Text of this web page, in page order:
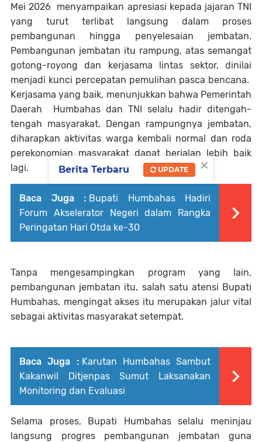
Mei 2026 menyampaikan apresiasi kepada jajaran TNI
yang turut terlibat langsung dalam proses
pembangunan hingga penyelesaian jembatan.
Pembangunan jembatan itu rampung, atas semangat
gotong-royong dan kerjasama lintas sektor, dinilai
menjadi kunci percepatan pemulihan pasca bencana.
Kerjasama yang baik, menunjukkan bahwa Pemerintah
Daerah Humbahas dan TNI selalu hadir ditengah-
tengah masyarakat. Dengan rampungnya jembatan,
diharapkan aktivitas warga kembali normal dan roda
perekonomian masyarakat dapat berjalan lebih baik
lagi.
Baca Juga : Bupati Humbahas Hadiri
Forum Akselerator Negeri dalam Rangka
Peringatan Hari Otda ke-30
Tanpa mengesampingkan program yang lain,
pembangunan jembatan itu, salah satu atensi Bupati
Humbahas, mengingat akses itu merupakan jalur vital
sebagai aktivitas masyarakat setempat.
Baca Juga : Karutan Humbahas Sambut
Kakanwil Ditjenpas Sumut Laksanakan
Monitoring dan Evaluasi
Selama proses, Bupati Humbahas selalu meninjau
langsung progres pembangunan jembatan guna
×
Berita Terbaru UPDATE